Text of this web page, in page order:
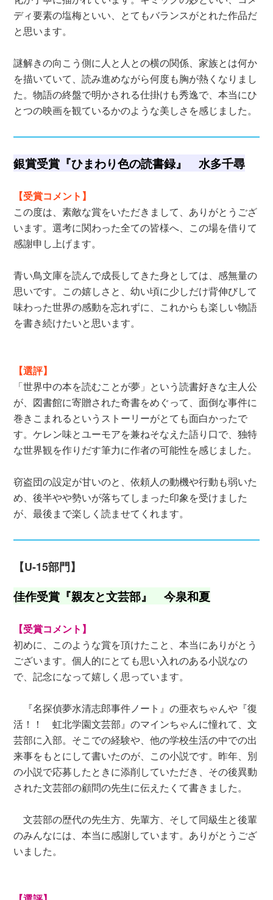
ディ要素の塩梅といい、とてもバランスがとれた作品だ
と思います。
謎解きの向こう側に人と人との横の関係、家族とは何か
を描いていて、読み進めながら何度も胸が熱くなりまし
た。物語の終盤で明かされる仕掛けも秀逸で、本当にひ
とつの映画を観ているかのような美しさを感じました。
銀賞受賞『ひまわり色の読書録』 水多千尋
【受賞コメント】
この度は、素敵な賞をいただきまして、ありがとうござ
います。選考に関わった全ての皆様へ、この場を借りて
感謝申し上げます。
青い鳥文庫を読んで成長してきた身としては、感無量の
思いです。この嬉しさと、幼い頃に少しだけ背伸びして
味わった世界の感動を忘れずに、これからも楽しい物語
を書き続けたいと思います。
【選評】
「世界中の本を読むことが夢」という読書好きな主人公
が、図書館に寄贈された奇書をめぐって、面倒な事件に
巻きこまれるというストーリーがとても面白かったで
す。ケレン味とユーモアを兼ねそなえた語り口で、独特
な世界観を作りだす筆力に作者の可能性を感じました。
窃盗団の設定が甘いのと、依頼人の動機や行動も弱いた
め、後半やや勢いが落ちてしまった印象を受けました
が、最後まで楽しく読ませてくれます。
【U-15部門】
佳作受賞『親友と文芸部』 今泉和夏
【受賞コメント】
初めに、このような賞を頂けたこと、本当にありがとう
ございます。個人的にとても思い入れのある小説なの
で、記念になって嬉しく思っています。
『名探偵夢水清志郎事件ノート』の亜衣ちゃんや『復
活！！ 虹北学園文芸部』のマインちゃんに憧れて、文
芸部に入部。そこでの経験や、他の学校生活の中での出
来事をもとにして書いたのが、この小説です。昨年、別
の小説で応募したときに添削していただき、その後異動
された文芸部の顧問の先生に伝えたくて書きました。
文芸部の歴代の先生方、先輩方、そして同級生と後輩
のみんなには、本当に感謝しています。ありがとうござ
いました。